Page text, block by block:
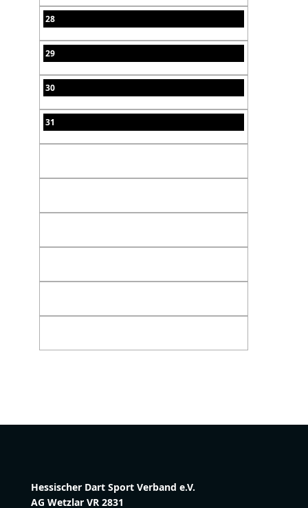
28
29
30
31
Hessischer Dart Sport Verband e.V.
AG Wetzlar VR 2831